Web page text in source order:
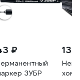
₽
ЗУБР